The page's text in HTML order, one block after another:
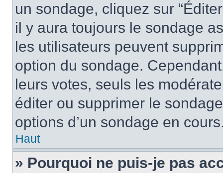
un sondage, cliquez sur
il y aura toujours le sondage
les utilisateurs peuvent
option du sondage.
leurs votes, seuls les
éditer ou supprimer le
options d’un sondage en
Haut
» Pourquoi ne puis-je pas